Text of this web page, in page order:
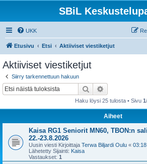
SBiL
UKK
Etusivu Etsi Aktiiviset viestiketjut
Aktiiviset viestiketjut
Siirry tarkennettuun hakuun
Etsi
Haku löysi 25 tulosta • Sivu 1/
Aiheet
Kaisa RG1 Seniorit MN60, TBON:n
22.-23.8.2026
Uusin viesti Kirjoittaja Terwa Biljardi Oulu «
Lähetetty Sijainti: Kaisa
Vastaukset: 1